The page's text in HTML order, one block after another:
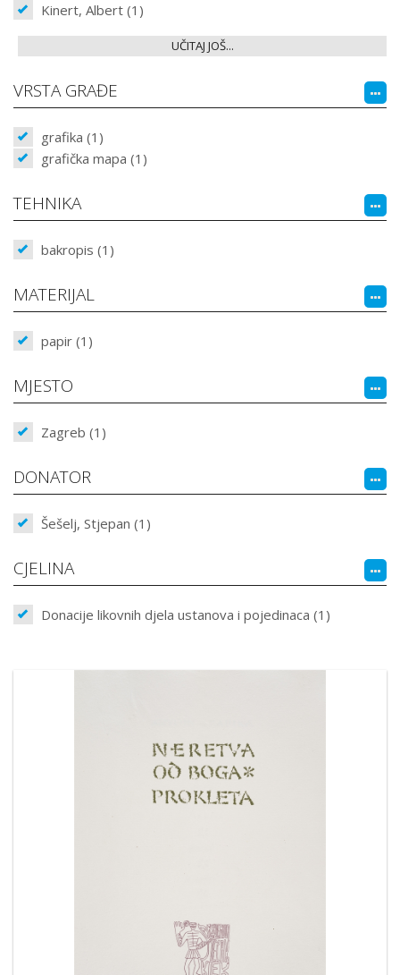
Kinert, Albert (1)
UČITAJ JOŠ...
VRSTA GRAĐE
grafika (1)
grafička mapa (1)
TEHNIKA
bakropis (1)
MATERIJAL
papir (1)
MJESTO
Zagreb (1)
DONATOR
Šešelj, Stjepan (1)
CJELINA
Donacije likovnih djela ustanova i pojedinaca (1)